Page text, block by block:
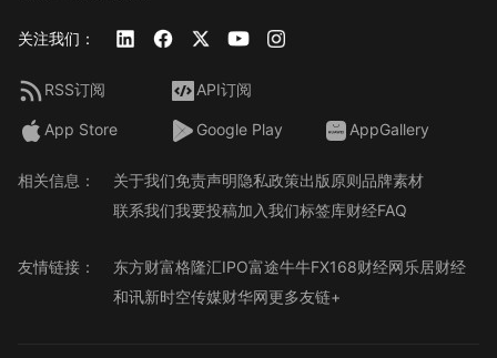
关注我们：
RSS订阅 API订阅
App Store Google Play AppGallery
相关信息： 关于我们免责声明隐私政策出版原则品牌素材
联系我们我要投稿加入我们标签库财经FAQ
友情链接： 东方财富格隆汇IPO富途牛牛FX168财经网乐居财经
和讯新时空传媒财华网更多友链+